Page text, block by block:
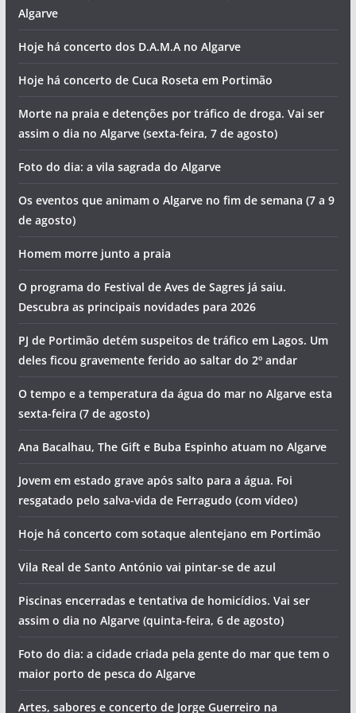
Algarve
Hoje há concerto dos D.A.M.A no Algarve
Hoje há concerto de Cuca Roseta em Portimão
Morte na praia e detenções por tráfico de droga. Vai ser
assim o dia no Algarve (sexta-feira, 7 de agosto)
Foto do dia: a vila sagrada do Algarve
Os eventos que animam o Algarve no fim de semana (7 a 9
de agosto)
Homem morre junto a praia
O programa do Festival de Aves de Sagres já saiu.
Descubra as principais novidades para 2026
PJ de Portimão detém suspeitos de tráfico em Lagos. Um
deles ficou gravemente ferido ao saltar do 2º andar
O tempo e a temperatura da água do mar no Algarve esta
sexta-feira (7 de agosto)
Ana Bacalhau, The Gift e Buba Espinho atuam no Algarve
Jovem em estado grave após salto para a água. Foi
resgatado pelo salva-vida de Ferragudo (com vídeo)
Hoje há concerto com sotaque alentejano em Portimão
Vila Real de Santo António vai pintar-se de azul
Piscinas encerradas e tentativa de homicídios. Vai ser
assim o dia no Algarve (quinta-feira, 6 de agosto)
Foto do dia: a cidade criada pela gente do mar que tem o
maior porto de pesca do Algarve
Artes, sabores e concerto de Jorge Guerreiro na